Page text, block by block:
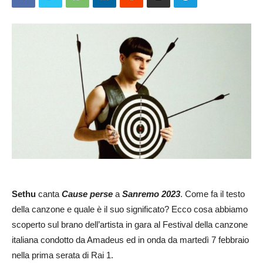
Sethu canta Cause perse a Sanremo 2023. Come fa il testo
della canzone e quale è il suo significato? Ecco cosa abbiamo
scoperto sul brano dell’artista in gara al Festival della canzone
italiana condotto da Amadeus ed in onda da martedì 7 febbraio
nella prima serata di Rai 1.